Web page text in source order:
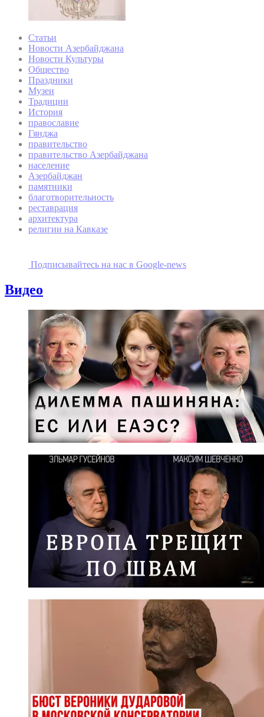
Статьи
Новости Азербайджана
Новости Культуры
Общество
Праздники
Музеи
Традиции
История
православие
Гянджа
правительство
правительство Азербайджана
население
Азербайджан
памятники
благотворительность
реставрация
архитектура
религии на Кавказе
Подписывайтесь на наc в Google-news
Видео